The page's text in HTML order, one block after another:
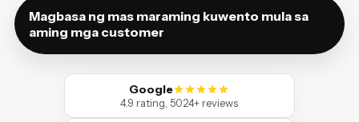
Magbasa ng mas maraming kuwento mula sa
aming mga customer
Google
4.9 rating, 5024+ reviews